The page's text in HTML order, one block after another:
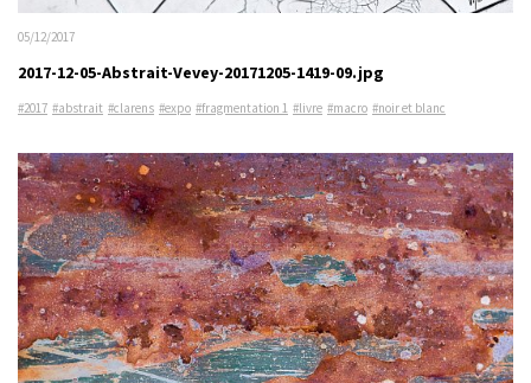
05/12/2017
2017-12-05-Abstrait-Vevey-20171205-1419-09.jpg
#2017 #abstrait #clarens #expo #fragmentation 1 #livre #macro #noir et blanc